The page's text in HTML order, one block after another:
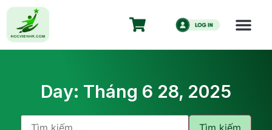
Day: Tháng 6 28, 2025